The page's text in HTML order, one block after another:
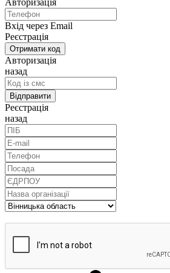
Авторизація
Вхід через Email
Реєстрація
Авторизація
назад
Реєстрація
назад